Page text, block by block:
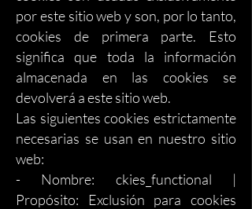
por este sitio web y son, por lo tanto,
cookies de primera parte. Esto
significa que toda la información
almacenada en las cookies se
devolverá a este sitio web.
Las siguientes cookies estrictamente
necesarias se usan en nuestro sitio
web:
- Nombre: ckies_functional |
Propósito: Exclusión para cookies